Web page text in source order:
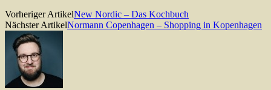
Vorheriger ArtikelNew Nordic – Das Kochbuch
Nächster ArtikelNormann Copenhagen – Shopping in Kopenhagen